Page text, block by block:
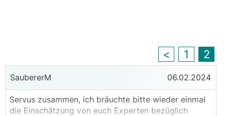
< 1 2
SaubererM 06.02.2024
Servus zusammen, ich bräuchte bitte wieder einmal
die Einschätzung von euch Experten bezüglich